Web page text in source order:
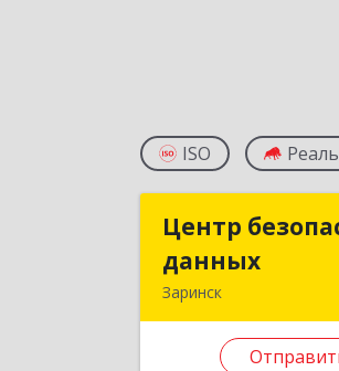
ISO
Центр
данных
Заринск
Центр